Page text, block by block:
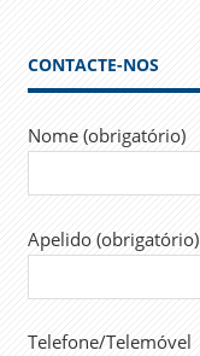
CONTACTE-NOS
Nome (obrigatório)
Apelido (obrigatório)
Telefone/Telemóvel